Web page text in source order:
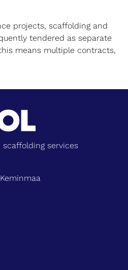
projects, scaffolding and
tendered as separate
means multiple contracts,
services